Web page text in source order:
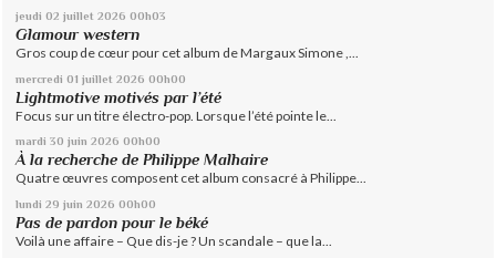
jeudi 02 juillet 2026 00h03
Glamour western
Gros coup de cœur pour cet album de Margaux Simone ,...
mercredi 01 juillet 2026 00h00
Lightmotive motivés par l’été
Focus sur un titre électro-pop. Lorsque l’été pointe le...
mardi 30 juin 2026 00h00
À la recherche de Philippe Malhaire
Quatre œuvres composent cet album consacré à Philippe...
lundi 29 juin 2026 00h00
Pas de pardon pour le béké
Voilà une affaire – Que dis-je ? Un scandale – que la...